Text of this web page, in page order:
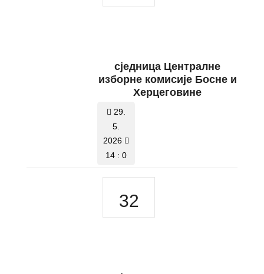
сједницa Централне
изборне комисије Босне и
Херцеговине
29.
5.
2026
14 : 0
32